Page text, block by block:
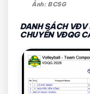
Ảnh: BCSG
DANH SÁCH VĐV
CHUYỀN VĐQG